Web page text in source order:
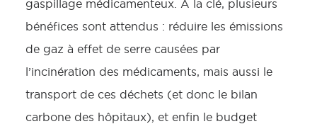
gaspillage médicamenteux. A la clé, plusieurs
bénéfices sont attendus : réduire les émissions
de gaz à effet de serre causées par
l’incinération des médicaments, mais aussi le
transport de ces déchets (et donc le bilan
carbone des hôpitaux), et enfin le budget